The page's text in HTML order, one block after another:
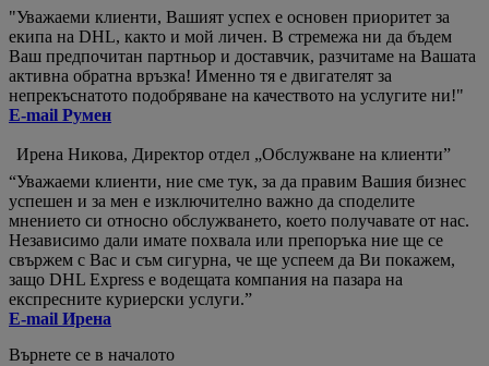
"Уважаеми клиенти, Вашият успех е основен приоритет за
екипа на DHL, както и мой личен. В стремежа ни да бъдем
Ваш предпочитан партньор и доставчик, разчитаме на Вашата
активна обратна връзка! Именно тя е двигателят за
непрекъснатото подобряване на качеството на услугите ни!"
E-mail Румен
Ирена Никова, Директор отдел „Обслужване на клиенти”
“Уважаеми клиенти, ние сме тук, за да правим Вашия бизнес
успешен и за мен е изключително важно да споделите
мнението си относно обслужването, което получавате от нас.
Независимо дали имате похвала или препоръка ние ще се
свържем с Вас и съм сигурна, че ще успеем да Ви покажем,
защо DHL Express е водещата компания на пазара на
експресните куриерски услуги.”
E-mail Ирена
Върнете се в началото